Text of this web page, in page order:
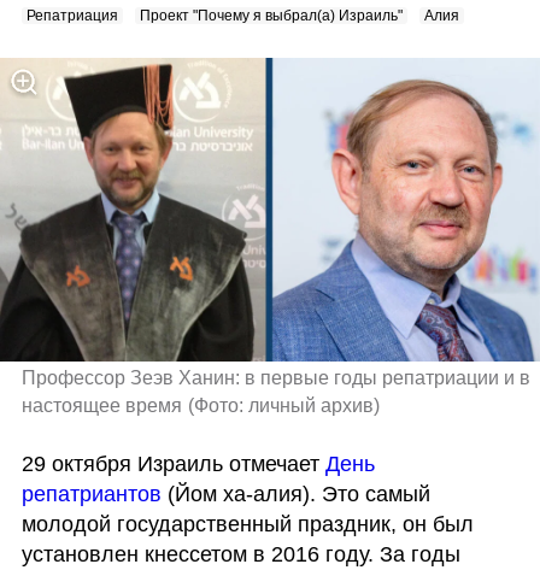
Репатриация Проект "Почему я выбрал(а) Израиль" Алия
Профессор Зеэв Ханин: в первые годы репатриации и в
настоящее время (Фото: личный архив)
29 октября Израиль отмечает День
репатриантов (Йом ха-алия). Это самый
молодой государственный праздник, он был
установлен кнессетом в 2016 году. За годы